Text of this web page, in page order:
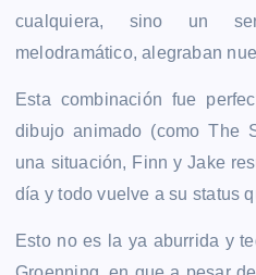
cualquiera, sino un
melodramático, alegraban
Esta combinación fue
dibujo animado (como The
una situación, Finn y Jake
día y todo vuelve a su status
Esto no es la ya aburrida y